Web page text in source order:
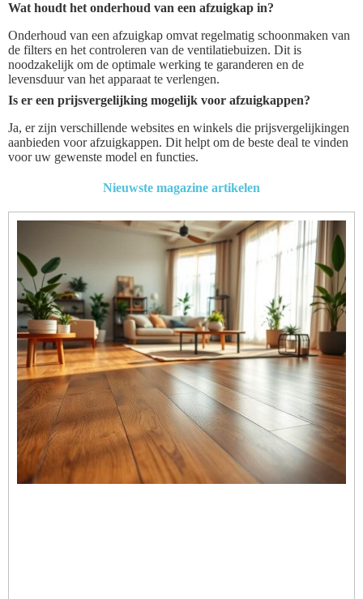
Wat houdt het onderhoud van een afzuigkap in?
Onderhoud van een afzuigkap omvat regelmatig schoonmaken van
de filters en het controleren van de ventilatiebuizen. Dit is
noodzakelijk om de optimale werking te garanderen en de
levensduur van het apparaat te verlengen.
Is er een prijsvergelijking mogelijk voor afzuigkappen?
Ja, er zijn verschillende websites en winkels die prijsvergelijkingen
aanbieden voor afzuigkappen. Dit helpt om de beste deal te vinden
voor uw gewenste model en functies.
Nieuwste magazine artikelen